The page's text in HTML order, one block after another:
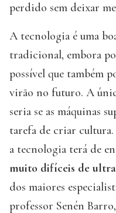
perdido sem deixar
A tecnologia é uma
tradicional, embora
possível que também
virão no futuro. A
seria se as máquinas
tarefa de criar cultura.
a tecnologia terá de
muito difíceis de
dos maiores
professor Senén